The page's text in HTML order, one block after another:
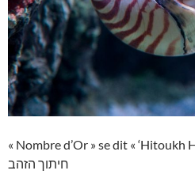
« Nombre d’Or » se dit « ‘Hitoukh
חיתוך הזהב